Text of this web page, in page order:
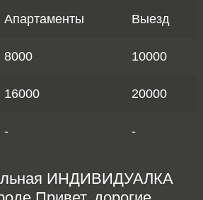
Апартаменты Выезд
8000 10000
16000 20000
- -
ИНДИВИДУАЛКА